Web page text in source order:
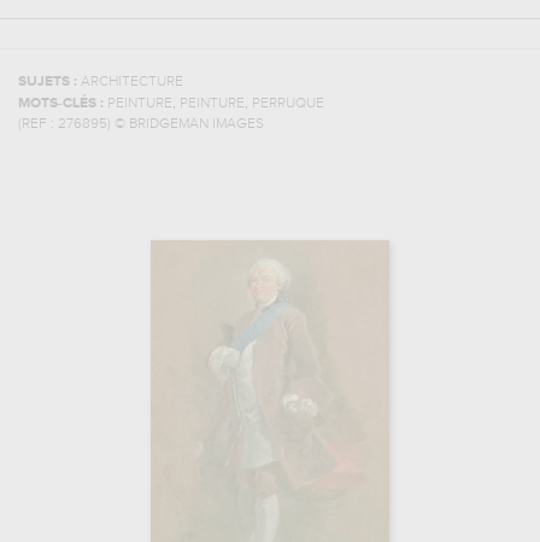
SUJETS : ARCHITECTURE
MOTS-CLÉS : PEINTURE, PEINTURE, PERRUQUE
(REF : 276895) © BRIDGEMAN IMAGES